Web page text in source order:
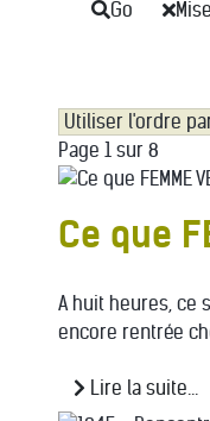
Go
Page 1 sur 8
Ce que
A huit heures, ce
encore rentrée
Lire la suite...